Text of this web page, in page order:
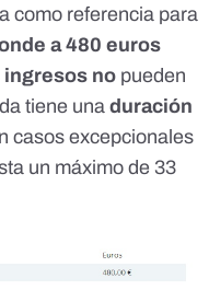
como referencia para
a 480 euros
ingresos no pueden
tiene una duración
casos excepcionales
un máximo de 33